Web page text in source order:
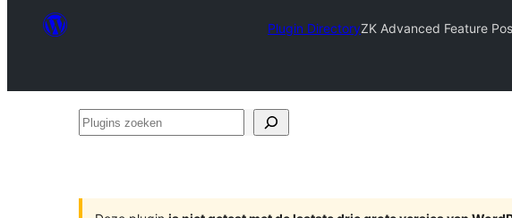
Plugin DirectoryZK Advanced Feature
Plugins